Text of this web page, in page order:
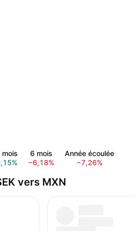
mois
6 mois
−6,18%
Année écoulée
−7,26%
vers MXN